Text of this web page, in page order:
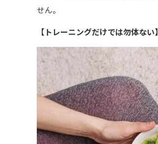
せん。
【トレーニングだけでは勿体ない】